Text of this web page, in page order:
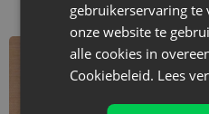
gebruikerservaring te
onze website te
alle cookies in
Cookiebeleid. Lees